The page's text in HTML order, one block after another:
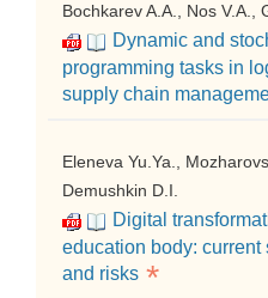
Bochkarev A.A., Nos V.A.,
Dynamic and
programming tasks in
supply chain
Eleneva Yu.Ya.,
Demushkin D.I.
Digital
education body: current
and risks *